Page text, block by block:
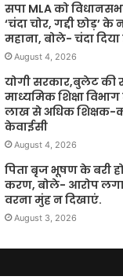
सपा MLA को
‘चंदा चोर, गद्दी छोड़’
महाना, बोले- चंदा
August 4, 2026
योगी सरकार,बुलेट की
माध्यमिक शिक्षा
लाख से अधिक शिक्षक-
केवाईसी
August 4, 2026
पिता बृज भूषण के बरी
करण, बोले- आरोप
वरना मुंह न दिखाएं.
August 3, 2026